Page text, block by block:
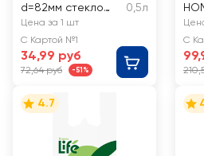
d=82мм стекло
500мл
0,5л
Цена за 1 шт
С Картой №1
34,99 руб
72,64 руб -51%
С
4.7